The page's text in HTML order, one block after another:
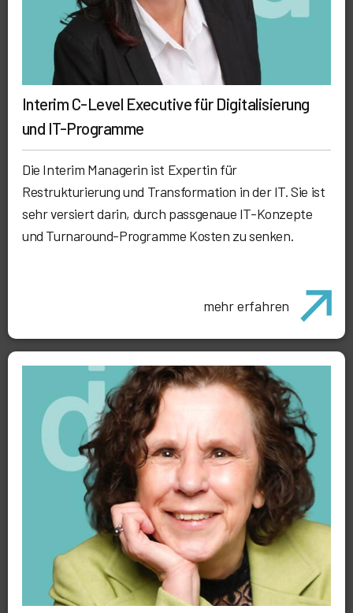
Interim C-Level Executive für Digitalisierung
und IT-Programme
Die Interim Managerin ist Expertin für
Restrukturierung und Transformation in der IT. Sie ist
sehr versiert darin, durch passgenaue IT-Konzepte
und Turnaround-Programme Kosten zu senken.
mehr erfahren